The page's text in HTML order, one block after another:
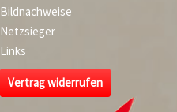
Bildnachweise
Netzsieger
Links
Vertrag widerrufen